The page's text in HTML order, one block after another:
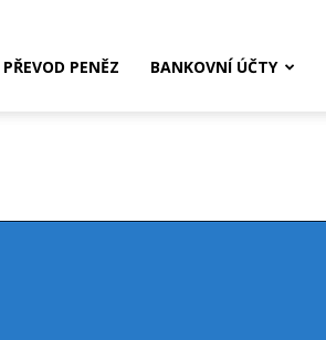
PŘEVOD PENĚZ BANKOVNÍ ÚČTY